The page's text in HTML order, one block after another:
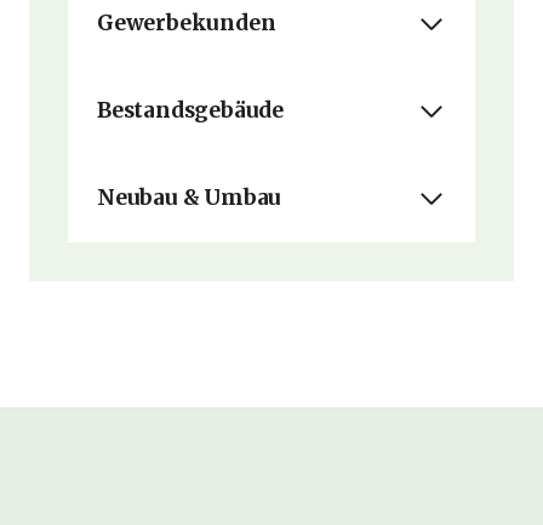
Gewerbekunden
Bestandsgebäude
Neubau & Umbau